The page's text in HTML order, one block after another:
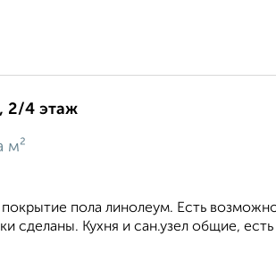
2/4 этаж
м²
пола линолеум. Есть
сделаны. Кухня и сан.узел общие,